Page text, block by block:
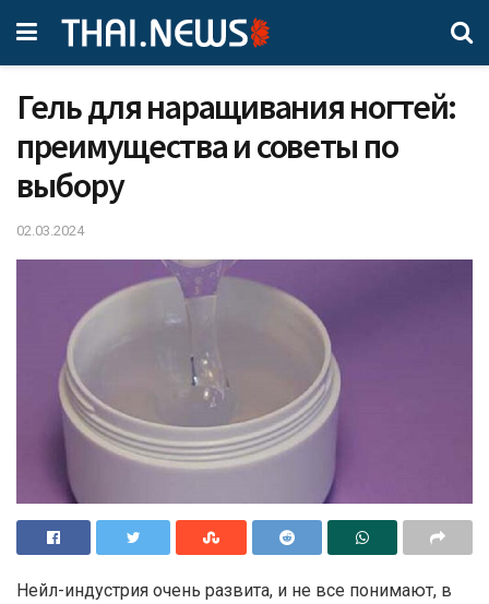
Гель для наращивания ногтей:
преимущества и советы по
выбору
02.03.2024
Нейл-индустрия очень развита, и не все понимают, в